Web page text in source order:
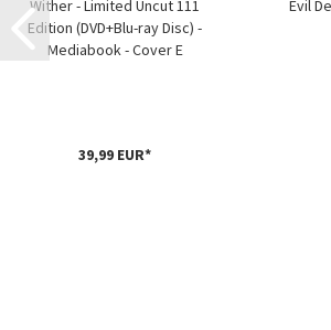
Wither - Limited Uncut 111
Edition (DVD+Blu-ray Disc) -
Mediabook - Cover E
39,99 EUR*
Evil